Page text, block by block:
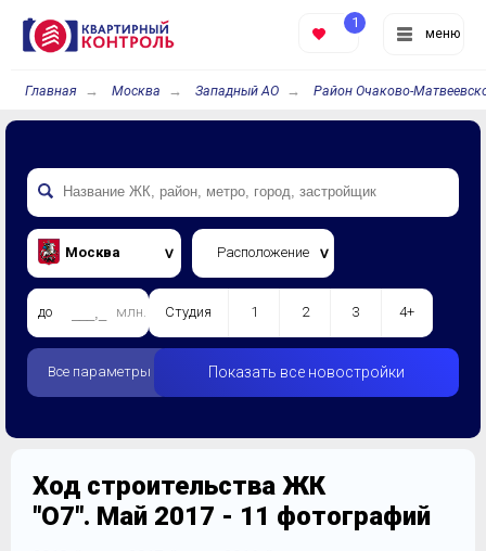
меню
1
Главная Москва Западный АО Район Очаково-
Москва Расположение
до млн. Студия 1 2 3 4+
Все параметры Показать все новостройки
Ход строительства ЖК
"О7". Май 2017 - 11 фотографий